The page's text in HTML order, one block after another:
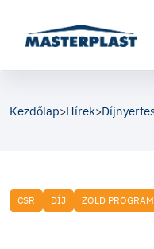
Kezdőlap>Hírek>
CSR DÍJ ZÖLD PROGRAM